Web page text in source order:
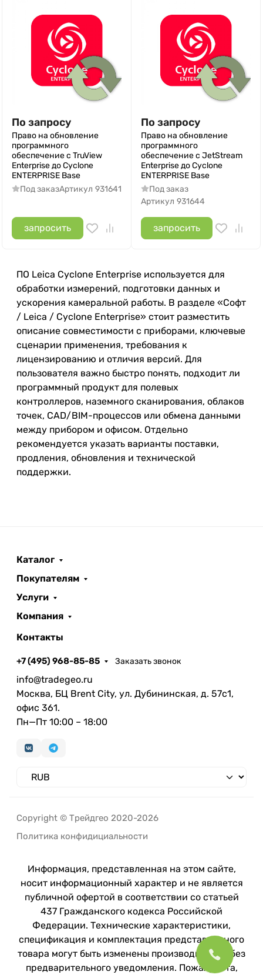
По запросу
Право на обновление
программного
обеспечение с TruView
Enterprise до Cyclone
ENTERPRISE Base
Под заказАртикул 931641
запросить
По запросу
Право на обновление
программного
обеспечение с JetStream
Enterprise до Cyclone
ENTERPRISE Base
Под заказ
Артикул 931644
запросить
ПО Leica Cyclone Enterprise используется для
обработки измерений, подготовки данных и
ускорения камеральной работы. В разделе «Софт
/ Leica / Cyclone Enterprise» стоит разместить
описание совместимости с приборами, ключевые
сценарии применения, требования к
лицензированию и отличия версий. Для
пользователя важно быстро понять, подходит ли
программный продукт для полевых
контроллеров, наземного сканирования, облаков
точек, CAD/BIM-процессов или обмена данными
между прибором и офисом. Отдельно
рекомендуется указать варианты поставки,
продления, обновления и технической
поддержки.
Каталог
Покупателям
Услуги
Компания
Контакты
+7 (495) 968-85-85 Заказать звонок
info@tradegeo.ru
Москва, БЦ Brent City, ул. Дубининская, д. 57с1,
офис 361.
Пн—Пт 10:00 – 18:00
Copyright © Трейдгео 2020-2026
Политика конфидициальности
Информация, представленная на этом сайте,
носит информационный характер и не является
публичной офертой в соответствии со статьей
437 Гражданского кодекса Российской
Федерации. Технические характеристики,
спецификация и комплектация представленного
товара могут быть изменены производителем без
предварительного уведомления. Пожалуйста,